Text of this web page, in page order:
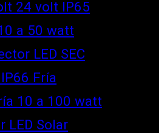
24 volt IP65
a 50 watt
LED SEC
Fría
10 a 100 watt
LED Solar